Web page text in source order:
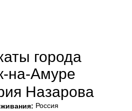
города
на-Амуре
Назарова
Россия